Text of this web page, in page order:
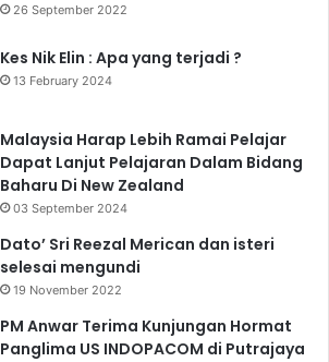
26 September 2022
Kes Nik Elin : Apa yang terjadi ?
13 February 2024
Malaysia Harap Lebih Ramai Pelajar
Dapat Lanjut Pelajaran Dalam Bidang
Baharu Di New Zealand
03 September 2024
Dato’ Sri Reezal Merican dan isteri
selesai mengundi
19 November 2022
PM Anwar Terima Kunjungan Hormat
Panglima US INDOPACOM di Putrajaya